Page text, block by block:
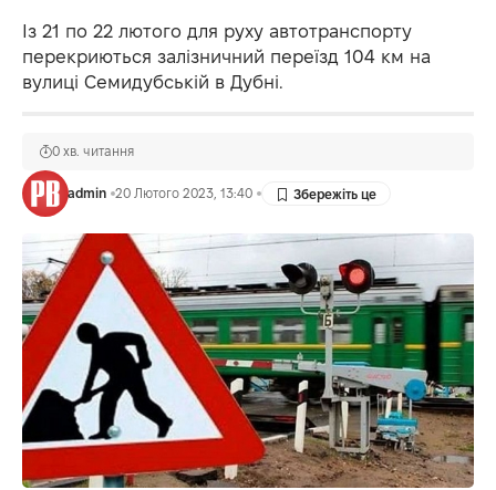
Із 21 по 22 лютого для руху автотранспорту
перекриються залізничний переїзд 104 км на
вулиці Семидубській в Дубні.
admin 20 Лютого 2023, 13:40
0 хв. читання